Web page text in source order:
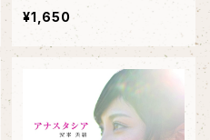
¥1,650